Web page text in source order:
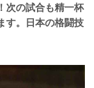
次の試合も精一杯
す。日本の格闘技